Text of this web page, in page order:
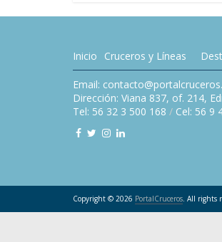
Inicio Cruceros y Líneas
Email:
Dirección: Viana 837, of. 214,
Tel: 56 32 3 500 168 / Cel: 56 9
Copyright © 2026 PortalCruceros. All rights